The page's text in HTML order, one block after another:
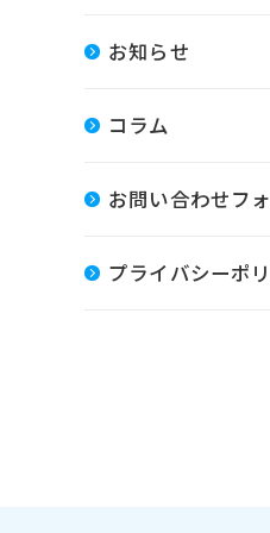
お知らせ
コラム
お問い合わせフ
プライバシーポ